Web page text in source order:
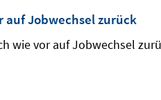
auf Jobwechsel zurück
wie vor auf Jobwechsel